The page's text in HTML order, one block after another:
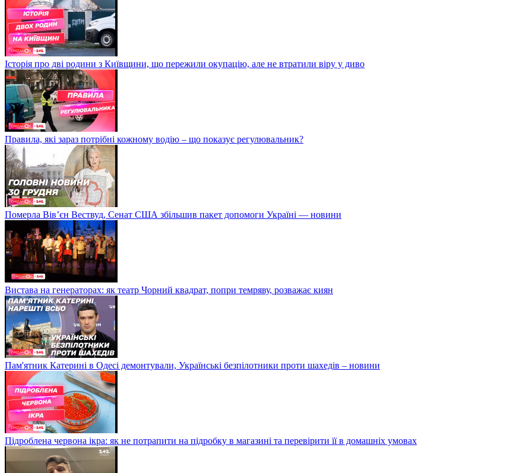
Історія про дві родини з Київщини, що пережили окупацію, але не втратили віру у диво
Правила, які зараз потрібні кожному водію – що показує регулювальник?
Померла Вівʼєн Вествуд, Сенат США збільшив пакет допомоги Україні — новини
Вистава на генераторах: як театр Чорний квадрат, попри темряву, розважає киян
Пам'ятник Катерині в Одесі демонтували, Українські безпілотники проти шахедів – новини
Підроблена червона ікра: як не потрапити на підробку в магазині та перевірити її в домашніх умовах